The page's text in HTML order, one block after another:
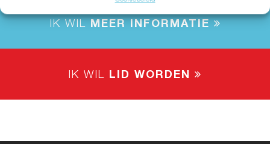
IK WIL MEER INFORMATIE
IK WIL LID WORDEN